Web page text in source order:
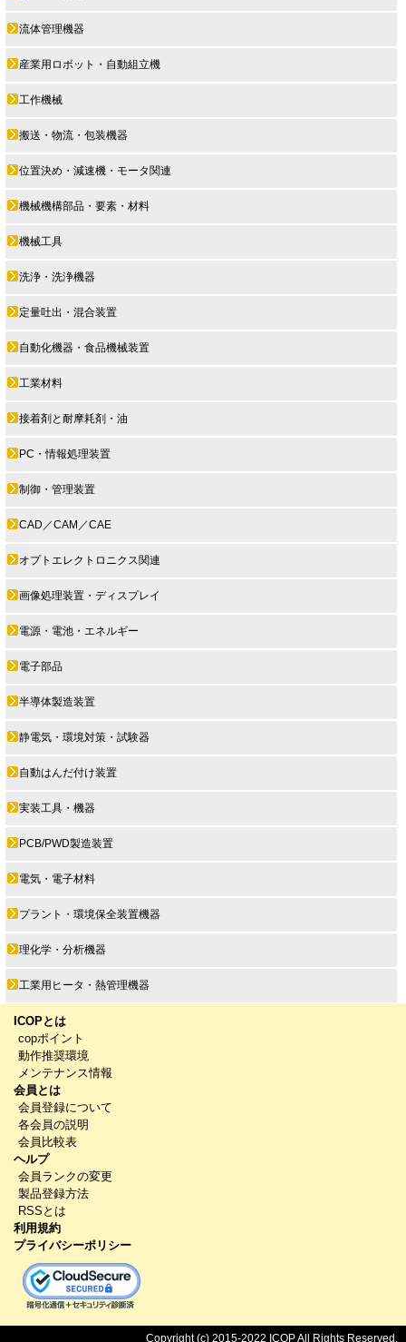
流体管理機器
産業用ロボット・自動組立機
工作機械
搬送・物流・包装機器
位置決め・減速機・モータ関連
機械機構部品・要素・材料
機械工具
洗浄・洗浄機器
定量吐出・混合装置
自動化機器・食品機械装置
工業材料
接着剤と耐摩耗剤・油
PC・情報処理装置
制御・管理装置
CAD／CAM／CAE
オプトエレクトロニクス関連
画像処理装置・ディスプレイ
電源・電池・エネルギー
電子部品
半導体製造装置
静電気・環境対策・試験器
自動はんだ付け装置
実装工具・機器
PCB/PWD製造装置
電気・電子材料
プラント・環境保全装置機器
理化学・分析機器
工業用ヒータ・熱管理機器
ICOPとは
copポイント
動作推奨環境
メンテナンス情報
会員とは
会員登録について
各会員の説明
会員比較表
ヘルプ
会員ランクの変更
製品登録方法
RSSとは
利用規約
プライバシーポリシー
Copyright (c) 2015-2022 ICOP All Rights Reserved.